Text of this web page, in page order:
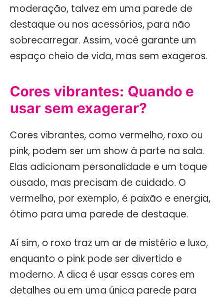
moderação, talvez em uma parede de
destaque ou nos acessórios, para não
sobrecarregar. Assim, você garante um
espaço cheio de vida, mas sem exageros.
Cores vibrantes: Quando e
usar sem exagerar?
Cores vibrantes, como vermelho, roxo ou
pink, podem ser um show à parte na sala.
Elas adicionam personalidade e um toque
ousado, mas precisam de cuidado. O
vermelho, por exemplo, é paixão e energia,
ótimo para uma parede de destaque.
Aí sim, o roxo traz um ar de mistério e luxo,
enquanto o pink pode ser divertido e
moderno. A dica é usar essas cores em
detalhes ou em uma única parede para